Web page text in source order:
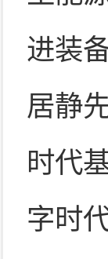
进装
居静
时代
字时